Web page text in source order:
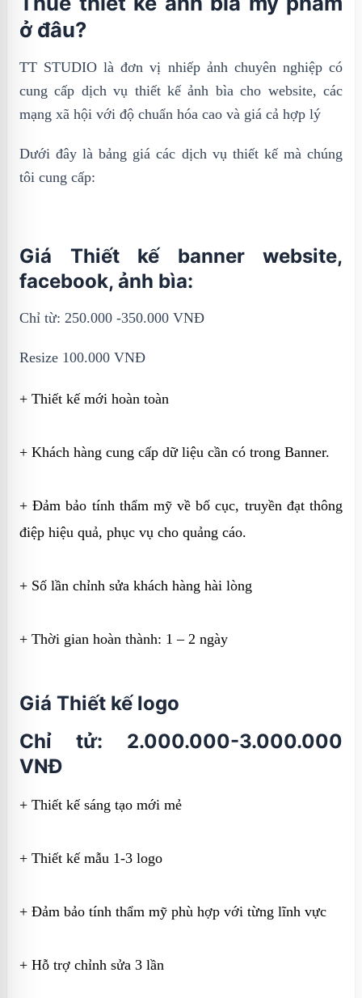
ở đâu?
TT STUDIO là đơn vị nhiếp ảnh chuyên nghiệp có
cung cấp dịch vụ thiết kế ảnh bìa cho website, các
mạng xã hội với độ chuẩn hóa cao và giá cả hợp lý
Dưới đây là bảng giá các dịch vụ thiết kế mà chúng
tôi cung cấp:
Giá Thiết kế banner website,
facebook, ảnh bìa:
Chỉ từ: 250.000 -350.000 VNĐ
Resize 100.000 VNĐ
+ Thiết kế mới hoàn toàn
+ Khách hàng cung cấp dữ liệu cần có trong Banner.
+ Đảm bảo tính thẩm mỹ về bố cục, truyền đạt thông
điệp hiệu quả, phục vụ cho quảng cáo.
+ Số lần chỉnh sửa khách hàng hài lòng
+ Thời gian hoàn thành: 1 – 2 ngày
Giá Thiết kế logo
Chỉ tử: 2.000.000-3.000.000
VNĐ
+ Thiết kế sáng tạo mới mẻ
+ Thiết kế mẫu 1-3 logo
+ Đảm bảo tính thẩm mỹ phù hợp với từng lĩnh vực
+ Hỗ trợ chỉnh sửa 3 lần